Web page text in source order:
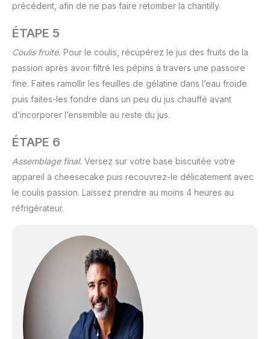
précédent, afin de ne pas faire retomber la chantilly.
ÉTAPE 5
Coulis fruité. Pour le coulis, récupérez le jus des fruits de la
passion après avoir filtré les pépins à travers une passoire
fine. Faites ramollir les feuilles de gélatine dans l’eau froide
puis faites-les fondre dans un peu du jus chauffé avant
d’incorporer l’ensemble au reste du jus.
ÉTAPE 6
Assemblage final. Versez sur votre base biscuitée votre
appareil à cheesecake puis recouvrez-le délicatement avec
le coulis passion. Laissez prendre au moins 4 heures au
réfrigérateur.